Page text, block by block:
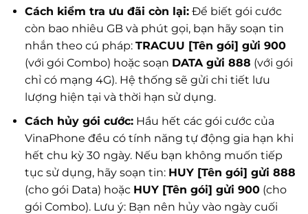
Cách kiểm tra ưu đãi còn lại:Để biết gói cước
còn bao nhiêu GB và phút gọi, bạn hãy soạn tin
nhắn theo cú pháp: TRACUU [Tên gói] gửi 900
(với gói Combo) hoặc soạn DATA gửi 888 (với gói
chỉ có mạng 4G). Hệ thống sẽ gửi chi tiết lưu
lượng hiện tại và thời hạn sử dụng.
Cách hủy gói cước:Hầu hết các gói cước của
VinaPhone đều có tính năng tự động gia hạn khi
hết chu kỳ 30 ngày. Nếu bạn không muốn tiếp
tục sử dụng, hãy soạn tin: HUY [Tên gói] gửi 888
(cho gói Data) hoặc HUY [Tên gói] gửi 900(cho
gói Combo). Lưu ý: Bạn nên hủy vào ngày cuối